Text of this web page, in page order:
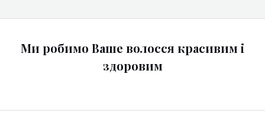
н
в
Ми робимо Ваше волосся красивим і
здоровим